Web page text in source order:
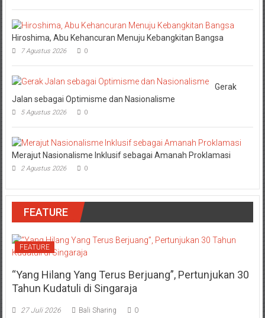
Hiroshima, Abu Kehancuran Menuju Kebangkitan Bangsa
7 Agustus 2026 0
Gerak
Jalan sebagai Optimisme dan Nasionalisme
5 Agustus 2026 0
Merajut Nasionalisme Inklusif sebagai Amanah Proklamasi
2 Agustus 2026 0
FEATURE
FEATURE
“Yang Hilang Yang Terus Berjuang”, Pertunjukan 30
Tahun Kudatuli di Singaraja
27 Juli 2026 Bali Sharing 0